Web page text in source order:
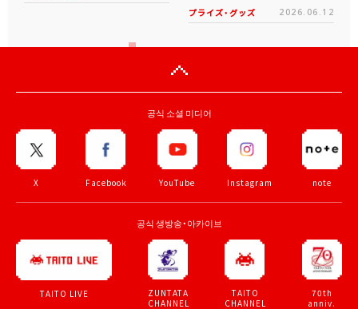
プライズ・グッズ 2026.06.12
공식 소셜 미디어
X Facebook YouTube Instagram note
공식 생방송・아카이브
TAITO LIVE
ZUNTATA
CHANNEL
TAITO
CHANNEL
70th
anniv.